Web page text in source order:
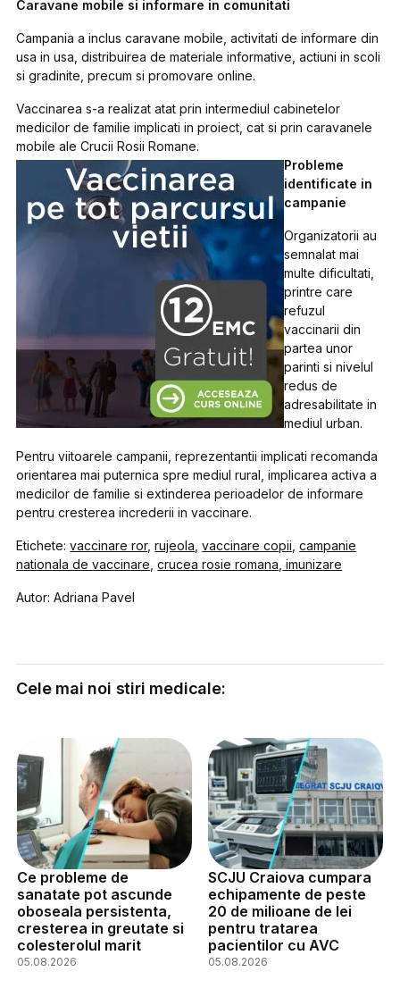
Caravane mobile si informare in comunitati
Campania a inclus caravane mobile, activitati de informare din
usa in usa, distribuirea de materiale informative, actiuni in scoli
si gradinite, precum si promovare online.
Vaccinarea s-a realizat atat prin intermediul cabinetelor
medicilor de familie implicati in proiect, cat si prin caravanele
mobile ale Crucii Rosii Romane.
Probleme
identificate in
campanie
Organizatorii au
semnalat mai
multe dificultati,
printre care
refuzul
vaccinarii din
partea unor
parinti si nivelul
redus de
adresabilitate in
mediul urban.
Pentru viitoarele campanii, reprezentantii implicati recomanda
orientarea mai puternica spre mediul rural, implicarea activa a
medicilor de familie si extinderea perioadelor de informare
pentru cresterea increderii in vaccinare.
Etichete:vaccinare ror,rujeola ,vaccinare copii ,campanie
nationala de vaccinare ,crucea rosie romana imunizare
Autor: Adriana Pavel
Cele mai noi stiri medicale:
Ce probleme de
sanatate pot ascunde
oboseala persistenta,
cresterea in greutate si
colesterolul marit
05.08.2026
SCJU Craiova cumpara
echipamente de peste
20 de milioane de lei
pentru tratarea
pacientilor cu AVC
05.08.2026